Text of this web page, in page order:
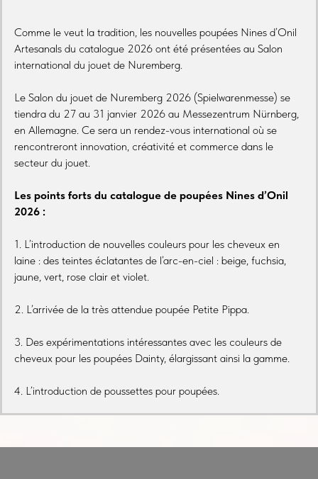
Comme le veut la tradition, les nouvelles poupées Nines d’Onil
Artesanals du catalogue 2026 ont été présentées au Salon
international du jouet de Nuremberg.
Le Salon du jouet de Nuremberg 2026 (Spielwarenmesse) se
tiendra du 27 au 31 janvier 2026 au Messezentrum Nürnberg,
en Allemagne. Ce sera un rendez-vous international où se
rencontreront innovation, créativité et commerce dans le
secteur du jouet.
Les points forts du catalogue de poupées Nines d’Onil
2026 :
1. L’introduction de nouvelles couleurs pour les cheveux en
laine : des teintes éclatantes de l’arc-en-ciel : beige, fuchsia,
jaune, vert, rose clair et violet.
2. L’arrivée de la très attendue poupée Petite Pippa.
3. Des expérimentations intéressantes avec les couleurs de
cheveux pour les poupées Dainty, élargissant ainsi la gamme.
4. L’introduction de poussettes pour poupées.